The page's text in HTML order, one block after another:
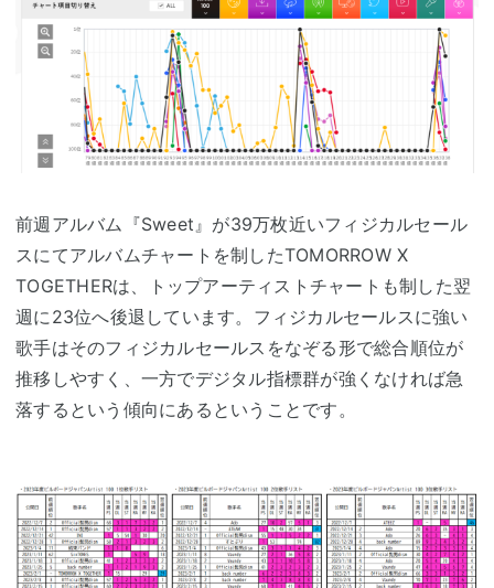
前週アルバム『Sweet』が39万枚近いフィジカルセール
スにてアルバムチャートを制したTOMORROW X
TOGETHERは、トップアーティストチャートも制した翌
週に23位へ後退しています。フィジカルセールスに強い
歌手はそのフィジカルセールスをなぞる形で総合順位が
推移しやすく、一方でデジタル指標群が強くなければ急
落するという傾向にあるということです。